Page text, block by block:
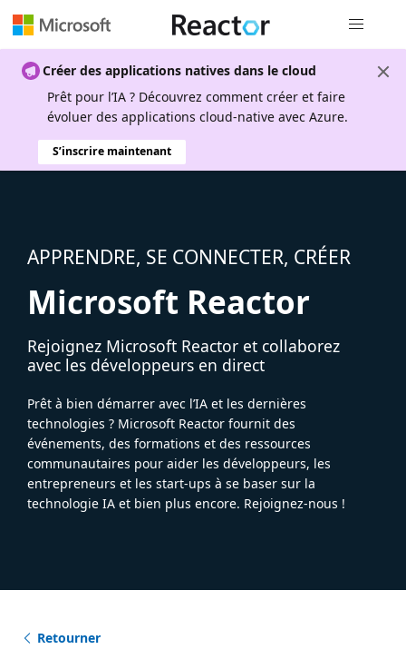
Créer des applications natives dans le cloud
Prêt pour l’IA ? Découvrez comment créer et faire
évoluer des applications cloud-native avec Azure.
S’inscrire maintenant
APPRENDRE, SE CONNECTER, CRÉER
Microsoft Reactor
Rejoignez Microsoft Reactor et collaborez
avec les développeurs en direct
Prêt à bien démarrer avec l’IA et les dernières
technologies ? Microsoft Reactor fournit des
événements, des formations et des ressources
communautaires pour aider les développeurs, les
entrepreneurs et les start-ups à se baser sur la
technologie IA et bien plus encore. Rejoignez-nous !
Retourner